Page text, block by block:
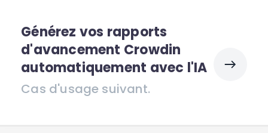
Générez vos rapports
d'avancement Crowdin
automatiquement avec l'IA
Cas d'usage suivant.